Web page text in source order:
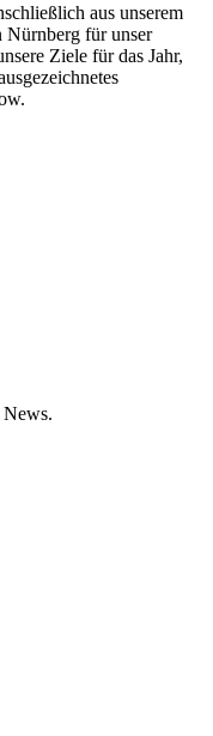
aus unserem
Nürnberg für unser
Ziele für das Jahr,
News.